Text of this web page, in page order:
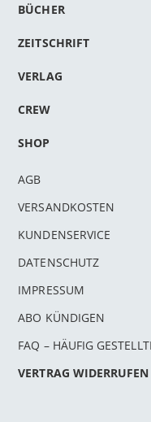
BÜCHER
ZEITSCHRIFT
VERLAG
CREW
SHOP
AGB
VERSANDKOSTEN
KUNDENSERVICE
DATENSCHUTZ
IMPRESSUM
ABO KÜNDIGEN
FAQ – HÄUFIG
VERTRAG WIDERRUFEN